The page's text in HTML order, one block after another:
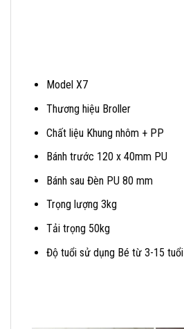
Model X7
Thương hiệu Broller
Chất liệu Khung nhôm + PP
Bánh trước 120 x 40mm PU
Bánh sau Đèn PU 80 mm
Trọng lượng 3kg
Tải trọng 50kg
Độ tuổi sử dụng Bé từ 3-15 tuổi